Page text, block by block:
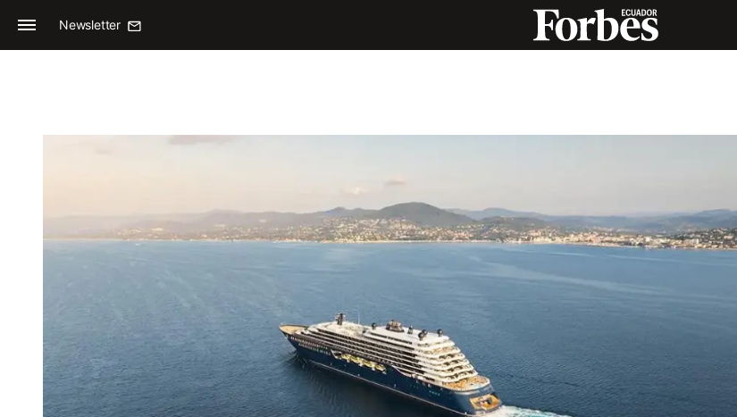
Newsletter